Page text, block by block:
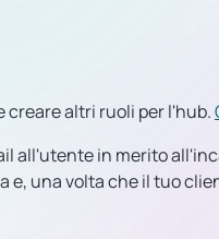
creare altri ruoli per l'hub.
all'utente in merito
e, una volta che il tuo